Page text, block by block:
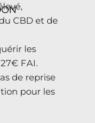
CBD et de
les
FAI.
de reprise
pour les